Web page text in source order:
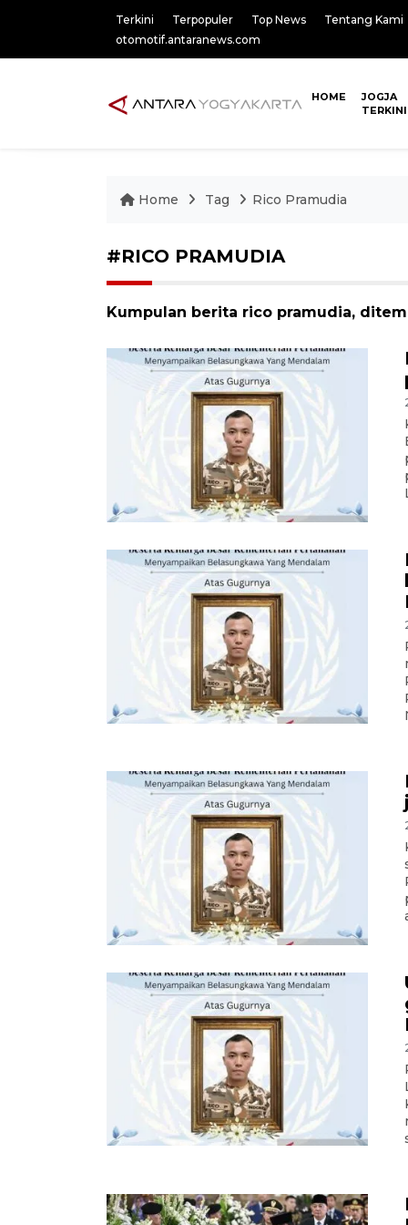
Terkini Terpopuler Top News
Tentang Kami
otomotif.antaranews.com
HOME
JOGJA
TERKINI
Home Tag Rico Pramudia
#RICO PRAMUDIA
Kumpulan berita rico pramudia,